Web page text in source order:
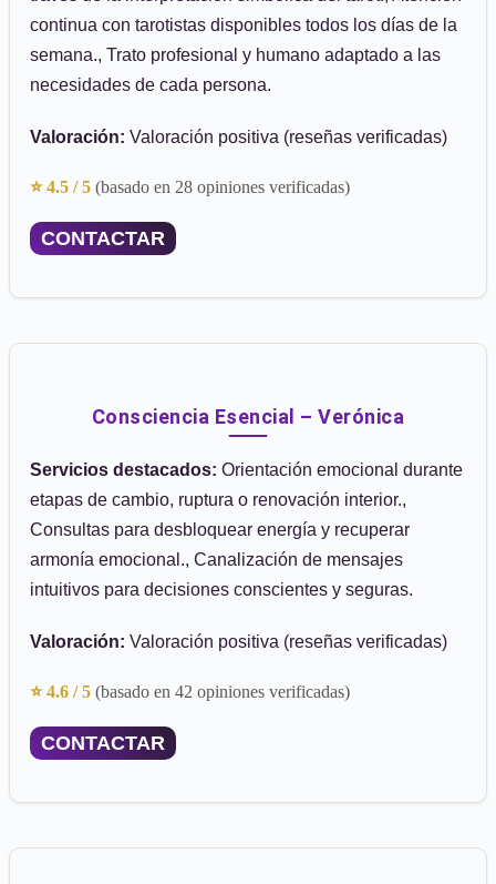
continua con tarotistas disponibles todos los días de la
semana., Trato profesional y humano adaptado a las
necesidades de cada persona.
Valoración: Valoración positiva (reseñas verificadas)
⭐ 4.5 / 5 (basado en 28 opiniones verificadas)
CONTACTAR
Consciencia Esencial – Verónica
Servicios destacados: Orientación emocional durante
etapas de cambio, ruptura o renovación interior.,
Consultas para desbloquear energía y recuperar
armonía emocional., Canalización de mensajes
intuitivos para decisiones conscientes y seguras.
Valoración: Valoración positiva (reseñas verificadas)
⭐ 4.6 / 5 (basado en 42 opiniones verificadas)
CONTACTAR